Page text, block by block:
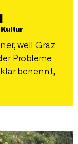
Kultur
weil Graz
Probleme
benennt,